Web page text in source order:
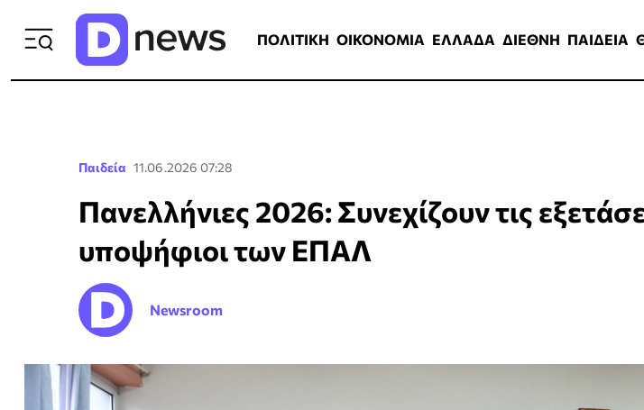
ΠΟΛΙΤΙΚΗ ΟΙΚΟΝΟΜΙΑ ΕΛΛΑΔΑ ΔΙΕΘΝΗ ΠΑΙΔΕΙΑ
Παιδεία 11.06.2026 07:28
Πανελλήνιες 2026: Συνεχίζουν τις
υποψήφιοι των ΕΠΑΛ
Newsroom